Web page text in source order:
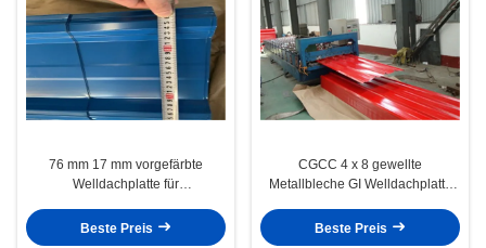
76 mm 17 mm vorgefärbte
Welldachplatte für
Beste Preis
CGCC 4 x 8 gewellte
Metallbleche GI Welldachplatte
Beste Preis